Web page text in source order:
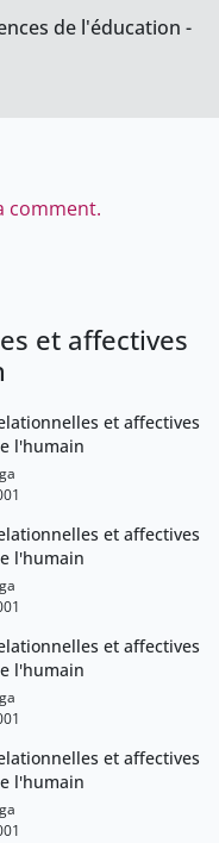
de l'éducation -
comment.
et affectives
et affectives
l'humain
et affectives
l'humain
et affectives
l'humain
et affectives
l'humain